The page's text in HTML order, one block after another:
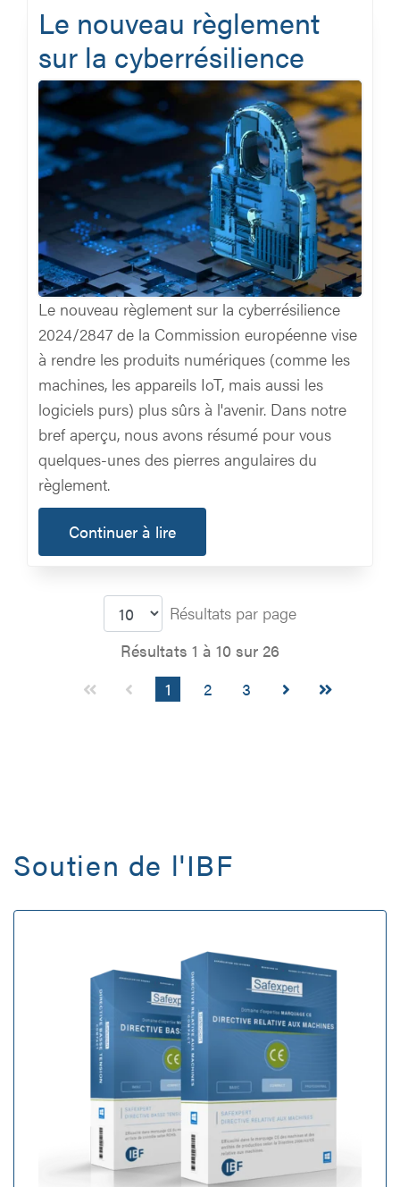
Le nouveau règlement
sur la cyberrésilience
Le nouveau règlement sur la cyberrésilience
2024/2847 de la Commission européenne vise
à rendre les produits numériques (comme les
machines, les appareils IoT, mais aussi les
logiciels purs) plus sûrs à l'avenir. Dans notre
bref aperçu, nous avons résumé pour vous
quelques-unes des pierres angulaires du
règlement.
Continuer à lire
Résultats par page
Résultats 1 à 10 sur 26
1
2 3
Soutien de l'IBF